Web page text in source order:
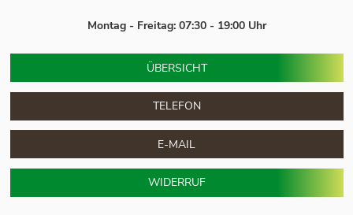
Montag - Freitag: 07:30 - 19:00 Uhr
ÜBERSICHT
TELEFON
E-MAIL
WIDERRUF